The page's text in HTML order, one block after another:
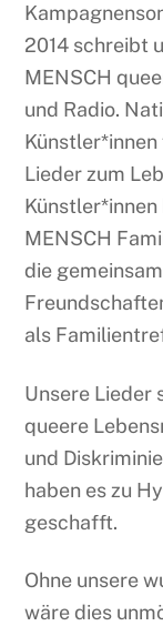
2014 schreibt
MENSCH
und Radio.
Lieder zum
MENSCH
die
als
Unsere Lieder
queere
und
haben es zu
geschafft.
Ohne unsere
wäre dies